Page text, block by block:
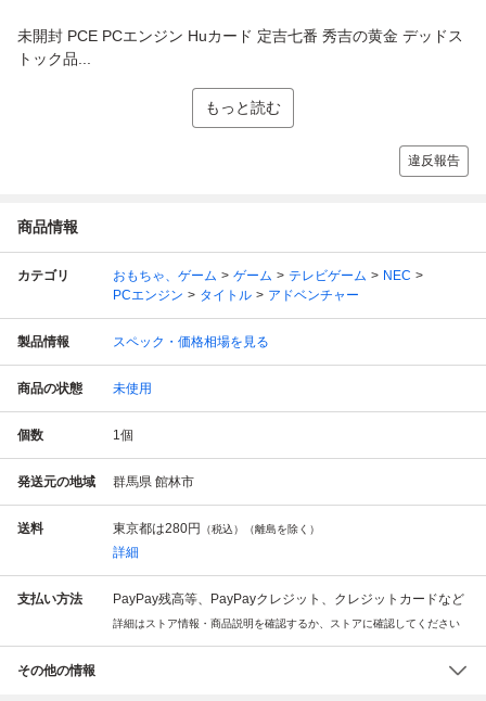
未開封 PCE PCエンジン Huカード 定吉七番 秀吉の黄金 デッドス
トック品...
もっと読む
違反報告
商品情報
カテゴリ おもちゃ、ゲーム ゲーム テレビゲーム
NEC
PCエンジン
タイトル アドベンチャー
製品情報 スペック・価格相場を見る
商品の状態 未使用
個数 1個
発送元の地域 群馬県 館林市
送料 東京都は280円 （税込）（離島を除く）
詳細
支払い方法 PayPay残高等、PayPayクレジット、クレジットカードなど
詳細はストア情報・商品説明を確認するか、ストアに確認してください
その他の情報